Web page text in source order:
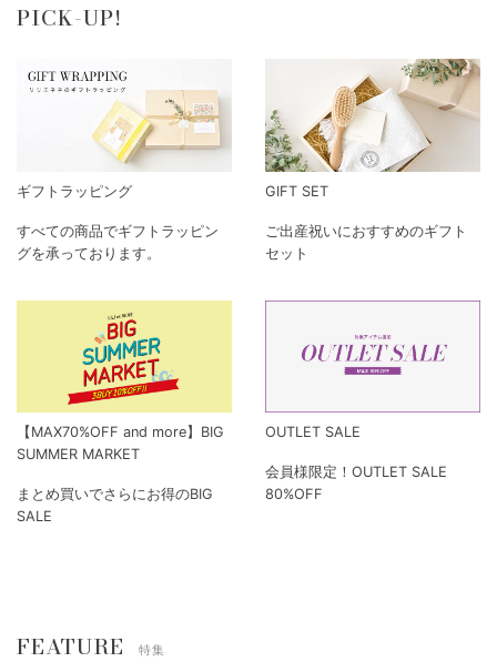
PICK-UP!
ギフトラッピング
すべての商品でギフトラッピン
グを承っております。
GIFT SET
ご出産祝いにおすすめのギフト
セット
【MAX70%OFF and more】BIG
SUMMER MARKET
まとめ買いでさらにお得のBIG
SALE
OUTLET SALE
会員様限定！OUTLET SALE
80%OFF
FEATURE 特集